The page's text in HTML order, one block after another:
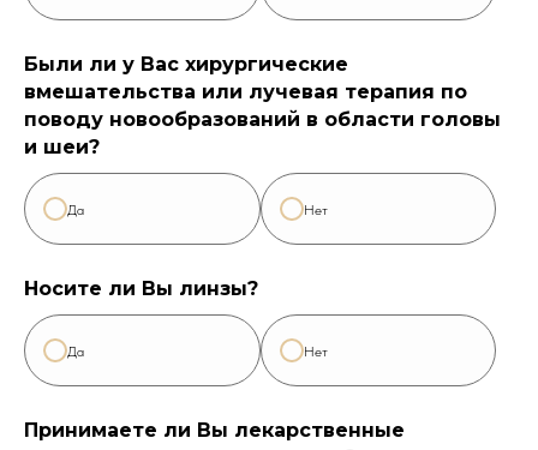
Были ли у Вас хирургические
вмешательства или лучевая терапия по
поводу новообразований в области головы
и шеи?
Да Нет
Носите ли Вы линзы?
Да Нет
Принимаете ли Вы лекарственные